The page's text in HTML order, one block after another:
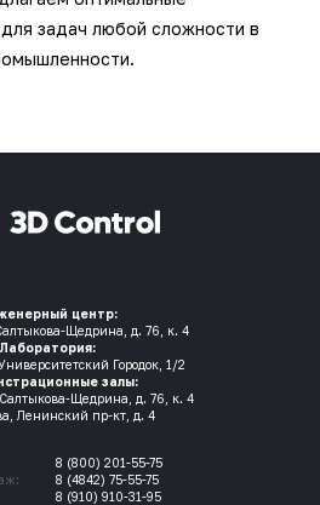
задач любой сложности в
центр:
Щедрина, д. 76, к. 4
Лаборатория:
Городок, 1/2
залы:
Щедрина, д. 76, к. 4
Ленинский пр-кт, д. 4
8 (800) 201-55-75
8 (4842) 75-55-75
8 (910) 910-31-95